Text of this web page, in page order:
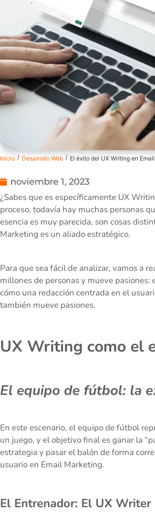
Inicio / Desarrollo Web / El éxito del UX Writing en
noviembre 1, 2023
¿Sabes que es específicamente UX
proceso, todavía hay muchas personas
esencia es muy parecida, son cosas
Marketing es un aliado estratégico.
Para que sea fácil de analizar, vamos a
millones de personas y mueve
cómo una redacción centrada en el
también mueve pasiones.
UX Writing como el
El equipo de fútbol: la
En este escenario, el equipo de fútbol
un juego, y el objetivo final es ganar la
estrategia y pasar el balón de forma
usuario en Email Marketing.
El Entrenador: El UX Writer